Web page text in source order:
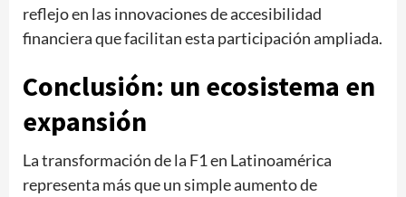
reflejo en las innovaciones de accesibilidad
financiera que facilitan esta participación ampliada.
Conclusión: un ecosistema en
expansión
La transformación de la F1 en Latinoamérica
representa más que un simple aumento de